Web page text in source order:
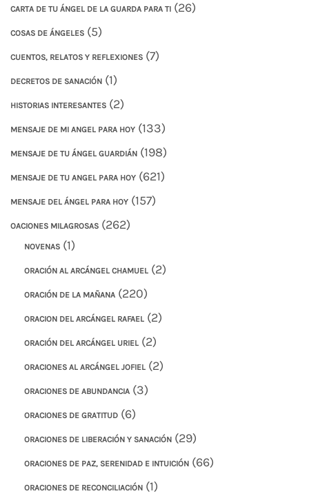
CARTA DE TU ÁNGEL DE LA GUARDA PARA TI (26)
COSAS DE ÁNGELES (5)
CUENTOS, RELATOS Y REFLEXIONES (7)
DECRETOS DE SANACIÓN (1)
HISTORIAS INTERESANTES (2)
MENSAJE DE MI ANGEL PARA HOY (133)
MENSAJE DE TU ÁNGEL GUARDIÁN (198)
MENSAJE DE TU ANGEL PARA HOY (621)
MENSAJE DEL ÁNGEL PARA HOY (157)
OACIONES MILAGROSAS (262)
NOVENAS (1)
ORACIÓN AL ARCÁNGEL CHAMUEL (2)
ORACIÓN DE LA MAÑANA (220)
ORACION DEL ARCÁNGEL RAFAEL (2)
ORACIÓN DEL ARCÁNGEL URIEL (2)
ORACIONES AL ARCÁNGEL JOFIEL (2)
ORACIONES DE ABUNDANCIA (3)
ORACIONES DE GRATITUD (6)
ORACIONES DE LIBERACIÓN Y SANACIÓN (29)
ORACIONES DE PAZ, SERENIDAD E INTUICIÓN (66)
ORACIONES DE RECONCILIACIÓN (1)